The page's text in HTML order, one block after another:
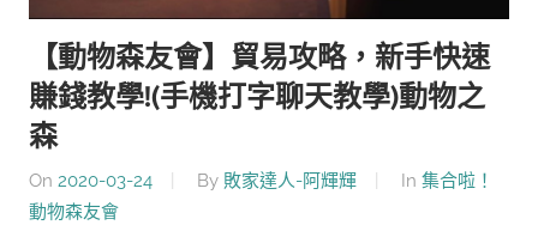
【動物森友會】貿易攻略，新手快速
賺錢教學!(手機打字聊天教學)動物之
森
On 2020-03-24 By 敗家達人-阿輝輝 In 集合啦！
動物森友會